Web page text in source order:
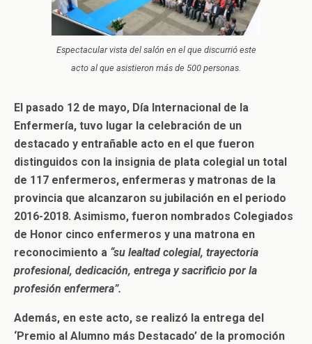
Espectacular vista del salón en el que discurrió este
acto al que asistieron más de 500 personas.
El pasado 12 de mayo, Día Internacional de la
Enfermería, tuvo lugar la celebración de un
destacado y entrañable acto en el que fueron
distinguidos con la insignia de plata colegial un total
de 117 enfermeros, enfermeras y matronas de la
provincia que alcanzaron su jubilación en el periodo
2016-2018. Asimismo, fueron nombrados Colegiados
de Honor cinco enfermeros y una matrona en
reconocimiento a “su lealtad colegial, trayectoria
profesional, dedicación, entrega y sacrificio por la
profesión enfermera”.
Además, en este acto, se realizó la entrega del
‘Premio al Alumno más Destacado’ de la promoción